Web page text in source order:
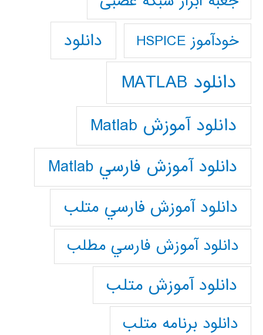
خودآموز HSPICE دانلود
دانلود MATLAB
دانلود آموزش Matlab
دانلود آموزش فارسي Matlab
دانلود آموزش فارسي متلب
دانلود آموزش فارسي مطلب
دانلود آموزش متلب
دانلود برنامه متلب